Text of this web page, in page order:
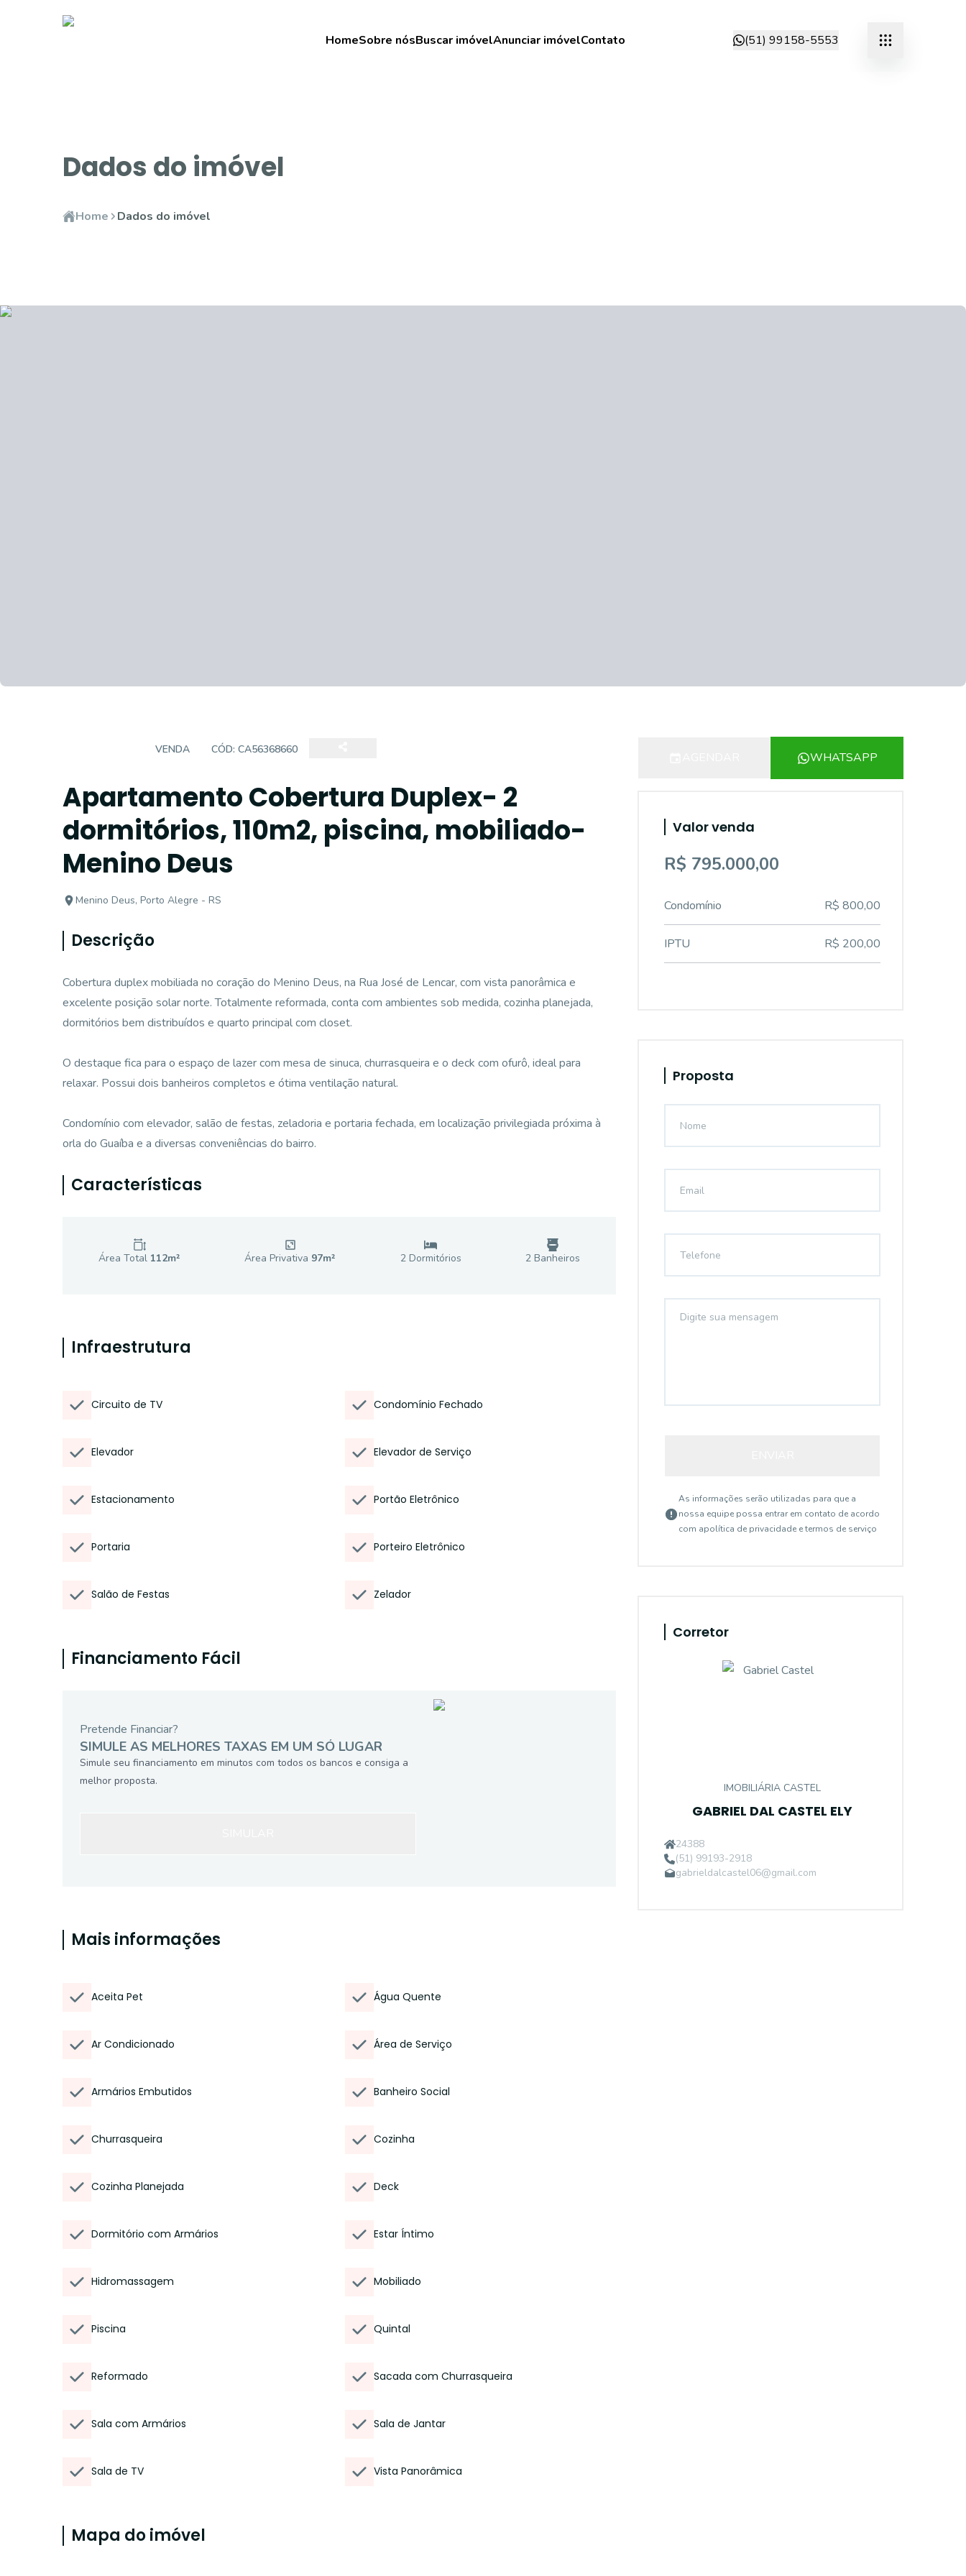
HomeSobre nósBuscar imóvelAnunciar imóvelContato (51) 99158-5553
Dados do imóvel
Home Dados do imóvel
VENDA CÓD: CA56368660
Apartamento Cobertura Duplex- 2
dormitórios, 110m2, piscina, mobiliado-
Menino Deus
Menino Deus, Porto Alegre - RS
Descrição
Cobertura duplex mobiliada no coração do Menino Deus, na Rua José de Lencar, com vista panorâmica e
excelente posição solar norte. Totalmente reformada, conta com ambientes sob medida, cozinha planejada,
dormitórios bem distribuídos e quarto principal com closet.
O destaque fica para o espaço de lazer com mesa de sinuca, churrasqueira e o deck com ofurô, ideal para
relaxar. Possui dois banheiros completos e ótima ventilação natural.
Condomínio com elevador, salão de festas, zeladoria e portaria fechada, em localização privilegiada próxima à
orla do Guaíba e a diversas conveniências do bairro.
Características
Área Total 112m² Área Privativa 97m² 2Dormitórios 2Banheiros
Infraestrutura
Circuito de TV Condomínio Fechado
Elevador Elevador de Serviço
Estacionamento Portão Eletrônico
Portaria Porteiro Eletrônico
Salão de Festas Zelador
Financiamento Fácil
Pretende Financiar?
SIMULE AS MELHORES TAXAS EM UM SÓ LUGAR
Simule seu financiamento em minutos com todos os bancos e consiga a
melhor proposta.
Mais informações
Aceita Pet Água Quente
Ar Condicionado Área de Serviço
Armários Embutidos Banheiro Social
Churrasqueira Cozinha
Cozinha Planejada Deck
Dormitório com Armários Estar Íntimo
Hidromassagem Mobiliado
Piscina Quintal
Reformado Sacada com Churrasqueira
Sala com Armários Sala de Jantar
Sala de TV Vista Panorâmica
Mapa do imóvel
WHATSAPP
Valor venda
R$ 795.000,00
Condomínio R$ 800,00
IPTU R$ 200,00
Proposta
As informações serão utilizadas para que a
nossa equipe possa entrar em contato de acordo
com apolítica de privacidade e termos de serviço
Corretor
IMOBILIÁRIA CASTEL
GABRIEL DAL CASTEL ELY
24388
(51) 99193-2918
gabrieldalcastel06@gmail.com